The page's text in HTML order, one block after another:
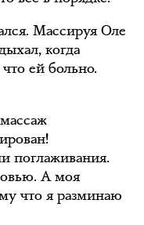
Массируя Оле
когда
ей больно.
поглаживания.
А моя
что я разминаю